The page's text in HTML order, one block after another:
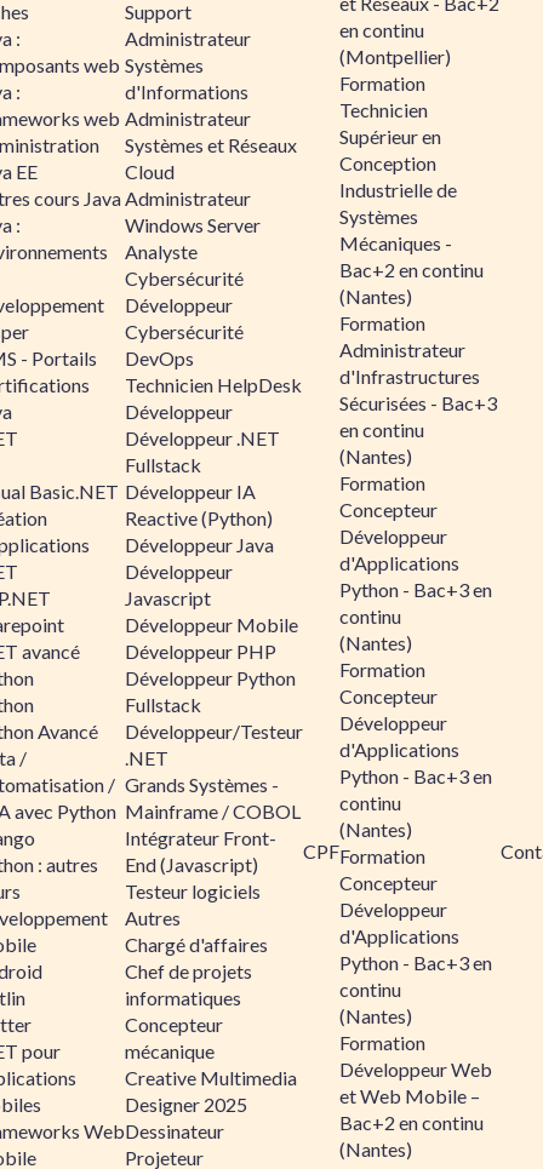
:
web
:
web
EE
cours Java
:
- Portails
Basic.NET
avancé
Avancé
/
/
avec Python
: autres
pour
Web
Support
Administrateur
Systèmes
d'Informations
Administrateur
Systèmes et Réseaux
Cloud
Administrateur
Windows Server
Analyste
Cybersécurité
Développeur
Cybersécurité
DevOps
Technicien HelpDesk
Développeur
Développeur .NET
Fullstack
Développeur IA
Reactive (Python)
Développeur Java
Développeur
Javascript
Développeur Mobile
Développeur PHP
Développeur Python
Fullstack
Développeur/Testeur
.NET
Grands Systèmes -
Mainframe / COBOL
Intégrateur Front-
End (Javascript)
Testeur logiciels
Autres
Chargé d'affaires
Chef de projets
informatiques
Concepteur
mécanique
Creative Multimedia
Designer 2025
Dessinateur
Projeteur
CPF
en continu
(Montpellier)
Formation
Technicien
Supérieur en
Conception
Industrielle de
Systèmes
Mécaniques -
Bac+2 en continu
(Nantes)
Formation
Administrateur
d'Infrastructures
Sécurisées - Bac+3
en continu
(Nantes)
Formation
Concepteur
Développeur
d'Applications
Python - Bac+3 en
continu
(Nantes)
Formation
Concepteur
Développeur
d'Applications
Python - Bac+3 en
continu
(Nantes)
Formation
Concepteur
Développeur
d'Applications
Python - Bac+3 en
continu
(Nantes)
Formation
Développeur Web
et Web Mobile –
Bac+2 en continu
(Nantes)